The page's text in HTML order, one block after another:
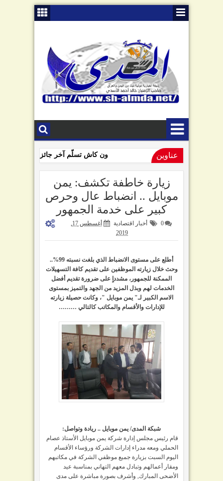
عناوين
ون كاش تسلّم آخر جائزة للفائزين
09:01 AM
زيارة خاطفة تكشف: يمن
موبايل .. انضباط عال وحرص
كبير على خدمة الجمهور
0 أخبار اقتصادية
أغسطس 17,
2019
أطلع على مستوى الانضباط الذي بلغت نسبته 99%..
وحث خلال زيارته الموظفين على تقديم كافة التسهيلات
الممكنة للجمهور، مشدداٍ على ضرورة تقديم أفضل
الخدمات لهم وبذل المزيد من الجهد والتميز بمستوى
الاسم الكبير لـ" يمن موبايل "، وكانت حصيلة زيارته
للإدارات والأقسام والمكاتب كالتالي ………
شبكة المدى/ يمن موبايل .. ريادة وتواصل:
قام رئيس مجلس إدارة شركة يمن موبايل الأستاذ عصام
الحملي ومعه مدراء إدارات الشركة ورؤساء الأقسام
اليوم السبت بزيارة جميع موظفي الشركة في مكاتبهم
ومقار أعمالهم وتبادل معهم التهاني بمناسبة عيد
الأضحى المبارك, وأشرف بصورة مباشرة على مدى